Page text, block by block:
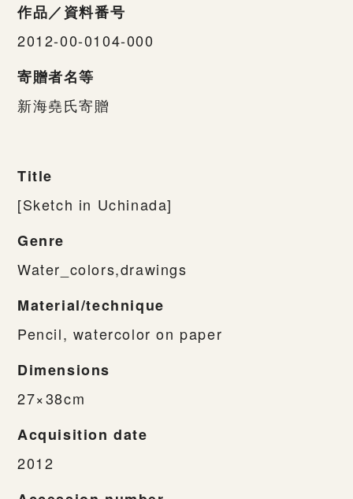
作品／資料番号
2012-00-0104-000
寄贈者名等
新海堯氏寄贈
Title
[Sketch in Uchinada]
Genre
Water_colors,drawings
Material/technique
Pencil, watercolor on paper
Dimensions
27×38cm
Acquisition date
2012